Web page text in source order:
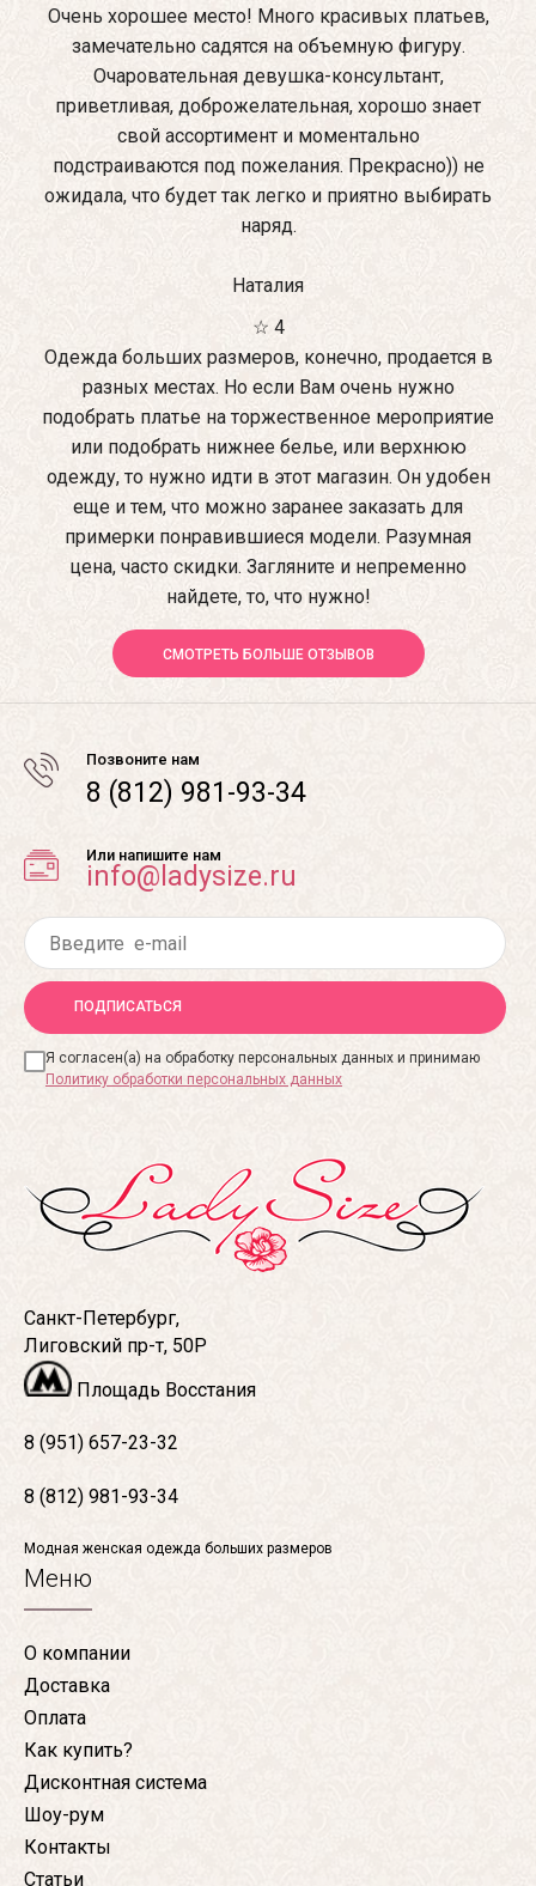
Очень хорошее место! Много красивых платьев,
замечательно садятся на объемную фигуру.
Очаровательная девушка-консультант,
приветливая, доброжелательная, хорошо знает
свой ассортимент и моментально
подстраиваются под пожелания. Прекрасно)) не
ожидала, что будет так легко и приятно выбирать
наряд.
Наталия
☆ 4
Одежда больших размеров, конечно, продается в
разных местах. Но если Вам очень нужно
подобрать платье на торжественное мероприятие
или подобрать нижнее белье, или верхнюю
одежду, то нужно идти в этот магазин. Он удобен
еще и тем, что можно заранее заказать для
примерки понравившиеся модели. Разумная
цена, часто скидки. Загляните и непременно
найдете, то, что нужно!
СМОТРЕТЬ БОЛЬШЕ ОТЗЫВОВ
Позвоните нам
8 (812) 981-93-34
Или напишите нам
info@ladysize.ru
ПОДПИСАТЬСЯ
Я согласен(а) на обработку персональных данных и принимаю
Политику обработки персональных данных
Санкт-Петербург,
Лиговский пр-т, 50Р
Площадь Восстания
8 (951) 657-23-32
8 (812) 981-93-34
Модная женская одежда больших размеров
Меню
О компании
Доставка
Оплата
Как купить?
Дисконтная система
Шоу-рум
Контакты
Статьи